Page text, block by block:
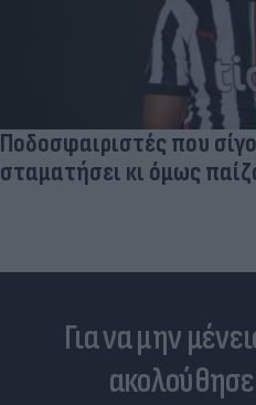
Για να μην